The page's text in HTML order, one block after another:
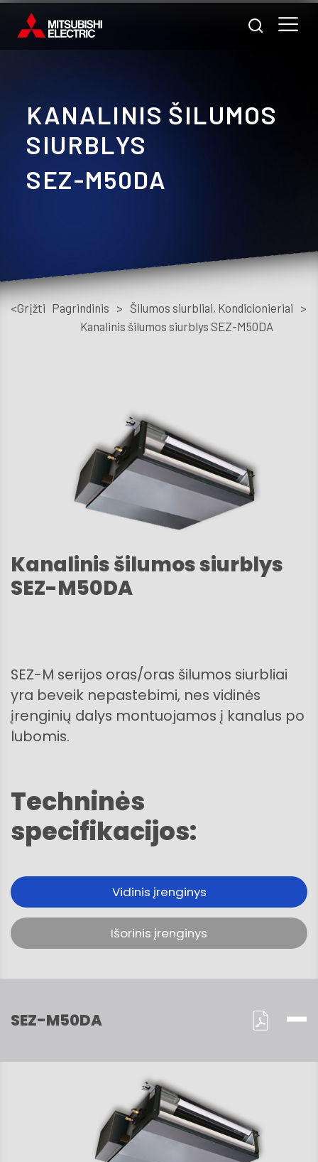
KANALINIS ŠILUMOS
SIURBLYS
SEZ-M50DA
<Grįžti Pagrindinis > Šilumos siurbliai, Kondicionieriai >
Kanalinis šilumos siurblys SEZ-M50DA
Kanalinis šilumos siurblys
SEZ-M50DA
SEZ-M serijos oras/oras šilumos siurbliai
yra beveik nepastebimi, nes vidinės
įrenginių dalys montuojamos į kanalus po
lubomis.
Techninės
specifikacijos:
Vidinis įrenginys
Išorinis įrenginys
SEZ-M50DA